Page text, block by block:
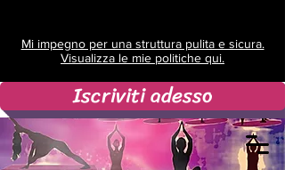
Iscriviti adesso
Mi impegno per una struttura pulita e sicura.
Visualizza le mie politiche qui.